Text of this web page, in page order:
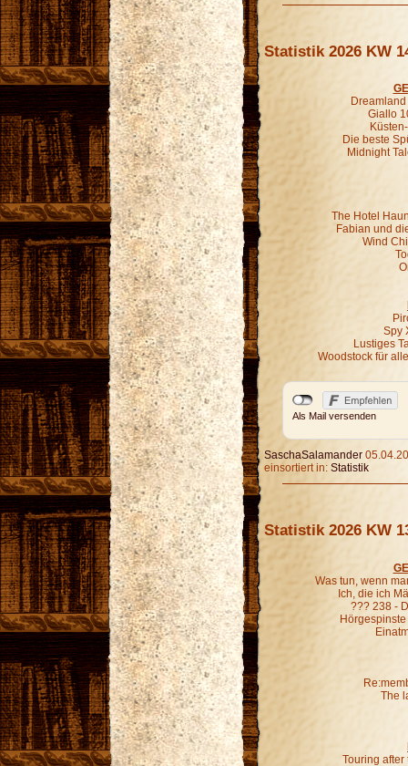
Statistik 2026 KW
Giallo
Die beste
Midnight
The Hotel
Fabian und
Wind
Spy
Lustiges
Woodstock für
Als Mail versenden
SaschaSalamander
einsortiert in: Statistik
Statistik 2026 KW
Was tun, wenn
Ich, die ich
??? 238 -
The
Touring after